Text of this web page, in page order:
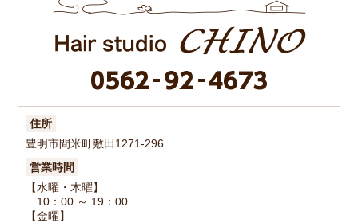
住所
豊明市間米町敷田1271-296
営業時間
【水曜・木曜】
10：00 ～ 19：00
【金曜】